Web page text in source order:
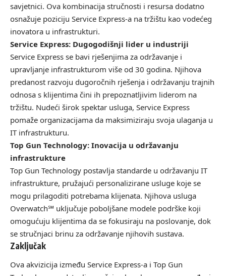
savjetnici. Ova kombinacija stručnosti i resursa dodatno
osnažuje poziciju Service Express-a na tržištu kao vodećeg
inovatora u infrastrukturi.
Service Express: Dugogodišnji lider u industriji
Service Express se bavi rješenjima za održavanje i
upravljanje infrastrukturom više od 30 godina. Njihova
predanost razvoju dugoročnih rješenja i održavanju trajnih
odnosa s klijentima čini ih prepoznatljivim liderom na
tržištu. Nudeći širok spektar usluga, Service Express
pomaže organizacijama da maksimiziraju svoja ulaganja u
IT infrastrukturu.
Top Gun Technology: Inovacija u održavanju
infrastrukture
Top Gun Technology postavlja standarde u održavanju IT
infrastrukture, pružajući personalizirane usluge koje se
mogu prilagoditi potrebama klijenata. Njihova usluga
Overwatch℠ uključuje poboljšane modele podrške koji
omogućuju klijentima da se fokusiraju na poslovanje, dok
se stručnjaci brinu za održavanje njihovih sustava.
Zaključak
Ova akvizicija između Service Express-a i Top Gun